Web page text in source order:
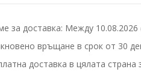
за доставка: Между
връщане в срок от 30
доставка в цялата